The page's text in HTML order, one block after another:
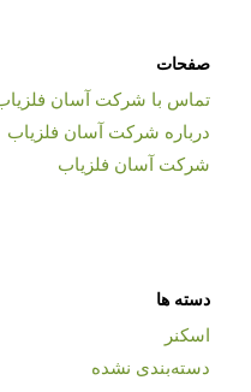
صفحات
تماس با شرکت آسان
درباره شرکت آسان فلزیاب
شرکت آسان فلزیاب
دسته ها
اسکنر
دسته‌بندی نشده